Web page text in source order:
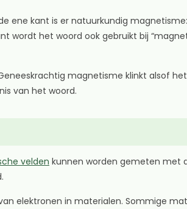
ene kant is er natuurkundig
wordt het woord ook gebruikt bij
magnetisme klinkt alsof
van het woord.
velden kunnen worden gemeten met
elektronen in materialen. Sommige